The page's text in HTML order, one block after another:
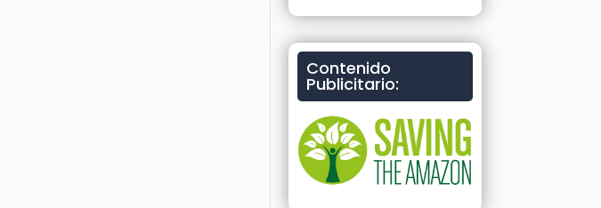
Contenido
Publicitario: